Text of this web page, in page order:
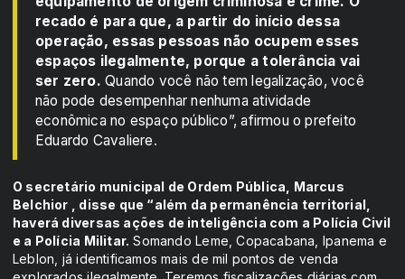
recado é para que, a partir do início dessa
operação, essas pessoas não ocupem esses
espaços ilegalmente, porque a tolerância vai
ser zero.Quando você não tem legalização, você
não pode desempenhar nenhuma atividade
econômica no espaço público”, afirmou o prefeito
Eduardo Cavaliere.
O secretário municipal de Ordem Pública, Marcus
Belchior , disse que “além da permanência territorial,
haverá diversas ações de inteligência com a Polícia Civil
e a Polícia Militar. Somando Leme, Copacabana, Ipanema e
Leblon, já identificamos mais de mil pontos de venda